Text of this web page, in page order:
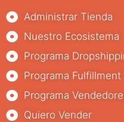
Administrar Tienda
Nuestro Ecosistema
Programa
Programa Fulfillment
Programa
Quiero Vender